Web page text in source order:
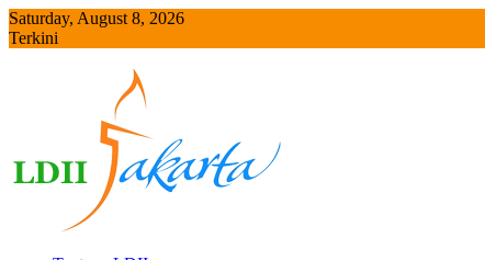
Skip
to
Saturday, August 8, 2026
Terkini
Napak Tilas Mubaligh LDII Matraman, Setia Budi dan Tebet